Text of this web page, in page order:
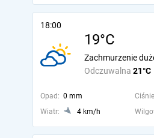
18:00
19°C
Odczuwalna 21°C
Zachmurzenie
Opad: 0 mm
Wiatr:
4 km/h